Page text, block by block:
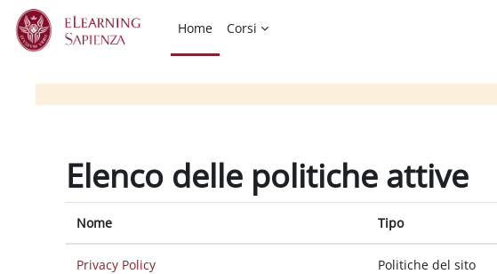
Vai al contenuto principale
Home
Corsi
Elenco delle politiche attive
Nome Tipo
Privacy Policy Politiche del sito